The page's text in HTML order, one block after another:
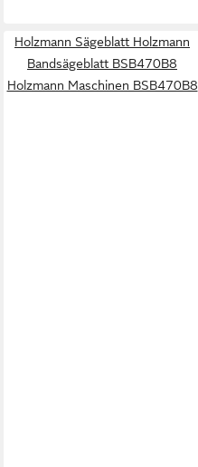
Holzmann Sägeblatt Holzmann
Bandsägeblatt BSB470B8
Holzmann Maschinen BSB470B8